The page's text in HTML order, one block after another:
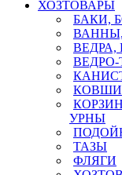
ХОЗТОВАРЫ
БАКИ,
ВЕДРО-
КОВШИ
УРНЫ
ТАЗЫ
ФЛЯГИ